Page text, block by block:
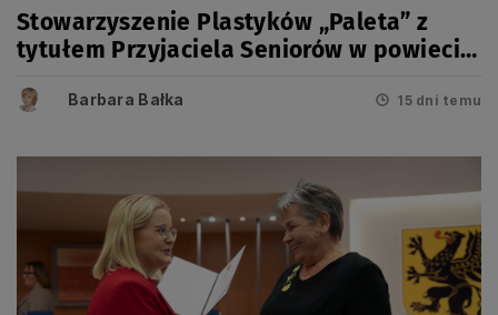
Stowarzyszenie Plastyków „Paleta” z
tytułem Przyjaciela Seniorów w powiecie
Barbara Bałka 15 dni temu